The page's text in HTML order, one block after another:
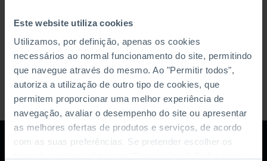
Este website utiliza cookies
Utilizamos, por definição, apenas os cookies
necessários ao normal funcionamento do site, permitindo
que navegue através do mesmo. Ao "Permitir todos",
autoriza a utilização de outro tipo de cookies, que
permitem proporcionar uma melhor experiência de
navegação, avaliar o desempenho do site ou apresentar
as melhores ofertas de produtos e serviços, de acordo
com as suas preferências. Se pretender escolher os